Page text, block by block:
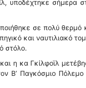
υποδέχτηκε σήμερα
σε πολύ θερμό
και ναυτιλιακό
στόλο.
η κα Γκίλφοϊλ
Β’ Παγκόσμιο